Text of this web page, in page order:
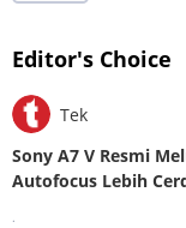
Editor's Choice
Tek
Sony A7 V Resmi
Autofocus Lebih
.